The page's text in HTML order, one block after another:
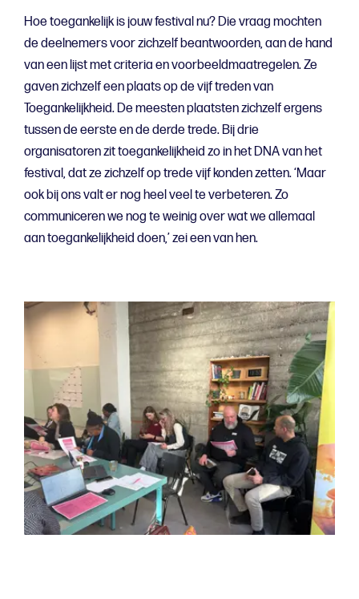
Hoe toegankelijk is jouw festival nu? Die vraag mochten
de deelnemers voor zichzelf beantwoorden, aan de hand
van een lijst met criteria en voorbeeldmaatregelen. Ze
gaven zichzelf een plaats op de vijf treden van
Toegankelijkheid. De meesten plaatsten zichzelf ergens
tussen de eerste en de derde trede. Bij drie
organisatoren zit toegankelijkheid zo in het DNA van het
festival, dat ze zichzelf op trede vijf konden zetten. ‘Maar
ook bij ons valt er nog heel veel te verbeteren. Zo
communiceren we nog te weinig over wat we allemaal
aan toegankelijkheid doen,’ zei een van hen.